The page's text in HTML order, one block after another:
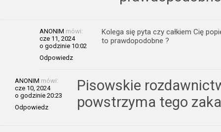
ANONIM mówi:
cze 11, 2024
o godzinie 10:02
Odpowiedz
Kolega się pyta czy całkiem Cię
to prawdopodobne ?
ANONIM mówi:
cze 10, 2024
o godzinie 20:23
Odpowiedz
Pisowskie
powstrzyma tego